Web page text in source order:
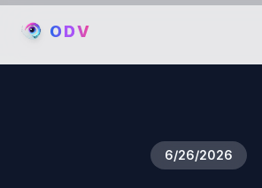
ODV
6/26/2026